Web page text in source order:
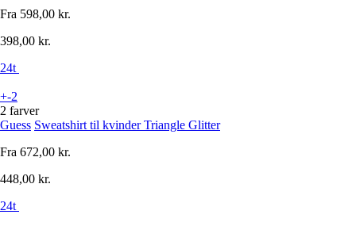
Fra 598,00 kr.
398,00 kr.
24t
+-2
2 farver
Guess Sweatshirt til kvinder Triangle Glitter
Fra 672,00 kr.
448,00 kr.
24t